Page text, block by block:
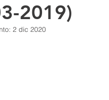
Comunicato Progetto
2019)
2 dic 2020